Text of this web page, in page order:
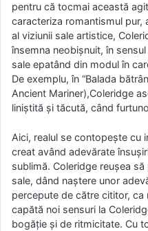
pentru că tocmai această
caracteriza romantismul pur,
al viziunii sale artistice,
însemna neobişnuit, în
sale epatând din modul în
De exemplu, în “Balada
Ancient Mariner),Coleridge
liniştită şi tăcută, când
Aici, realul se contopeşte cu
creat având adevărate
sublimă. Coleridge reuşea
sale, dând naştere unor
percepute de către cititor, ca
capătă noi sensuri la
bogăţie şi de ritmicitate. Cu